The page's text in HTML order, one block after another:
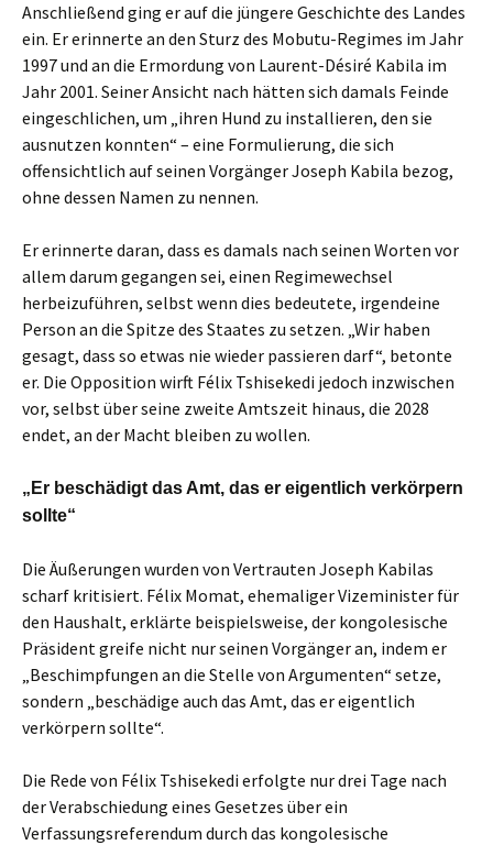
Anschließend ging er auf die jüngere Geschichte des Landes
ein. Er erinnerte an den Sturz des Mobutu-Regimes im Jahr
1997 und an die Ermordung von Laurent-Désiré Kabila im
Jahr 2001. Seiner Ansicht nach hätten sich damals Feinde
eingeschlichen, um „ihren Hund zu installieren, den sie
ausnutzen konnten“ – eine Formulierung, die sich
offensichtlich auf seinen Vorgänger Joseph Kabila bezog,
ohne dessen Namen zu nennen.
Er erinnerte daran, dass es damals nach seinen Worten vor
allem darum gegangen sei, einen Regimewechsel
herbeizuführen, selbst wenn dies bedeutete, irgendeine
Person an die Spitze des Staates zu setzen. „Wir haben
gesagt, dass so etwas nie wieder passieren darf“, betonte
er. Die Opposition wirft Félix Tshisekedi jedoch inzwischen
vor, selbst über seine zweite Amtszeit hinaus, die 2028
endet, an der Macht bleiben zu wollen.
„Er beschädigt das Amt, das er eigentlich verkörpern
sollte“
Die Äußerungen wurden von Vertrauten Joseph Kabilas
scharf kritisiert. Félix Momat, ehemaliger Vizeminister für
den Haushalt, erklärte beispielsweise, der kongolesische
Präsident greife nicht nur seinen Vorgänger an, indem er
„Beschimpfungen an die Stelle von Argumenten“ setze,
sondern „beschädige auch das Amt, das er eigentlich
verkörpern sollte“.
Die Rede von Félix Tshisekedi erfolgte nur drei Tage nach
der Verabschiedung eines Gesetzes über ein
Verfassungsreferendum durch das kongolesische